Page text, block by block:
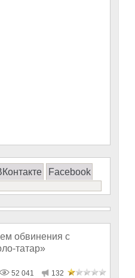
Facebook
обвинения с
татар»
52 041 132